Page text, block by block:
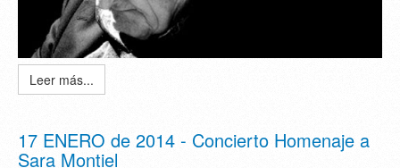
Leer más...
17 ENERO de 2014 - Concierto Homenaje a
Sara Montiel